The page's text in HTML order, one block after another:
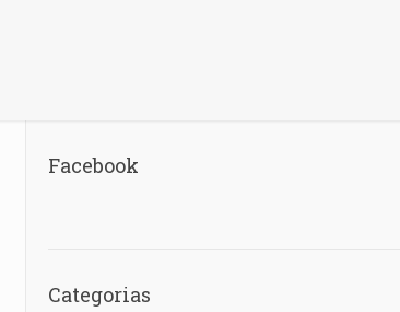
Facebook
Categorias